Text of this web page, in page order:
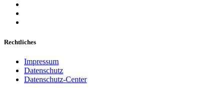
Rechtliches
Impressum
Datenschutz
Datenschutz-Center